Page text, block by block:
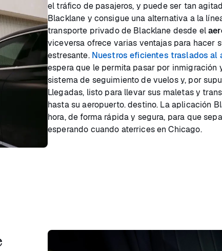
el tráfico de pasajeros, y puede ser tan
Blacklane y consigue una alternativa a la
transporte privado de Blacklane desde el
viceversa ofrece varias ventajas para hacer
estresante. Nuestros eficientes traslados al
espera que le permita pasar por inmigración
sistema de seguimiento de vuelos y, por
Llegadas, listo para llevar sus maletas y
hasta su aeropuerto. destino. La aplicación
hora, de forma rápida y segura, para que
esperando cuando aterrices en Chicago.